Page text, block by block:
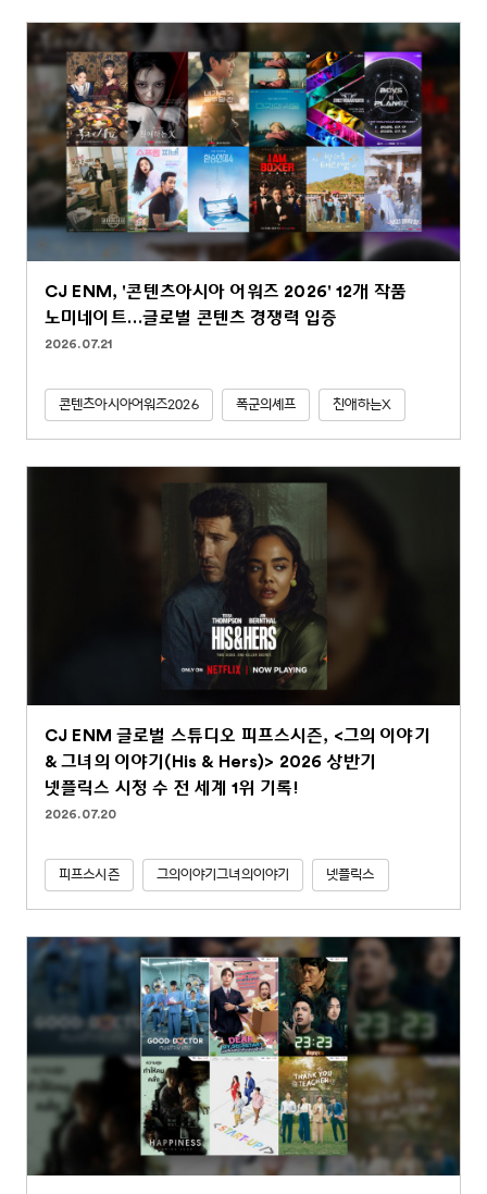
CJ ENM, '콘텐츠아시아 어워즈 2026' 12개 작품
노미네이트…글로벌 콘텐츠 경쟁력 입증
2026.07.21
콘텐츠아시아어워즈2026 폭군의셰프 친애하는X
CJ ENM 글로벌 스튜디오 피프스시즌, <그의 이야기
& 그녀의 이야기(His & Hers)> 2026 상반기
넷플릭스 시청 수 전 세계 1위 기록!
2026.07.20
피프스시즌 그의이야기그녀의이야기 넷플릭스